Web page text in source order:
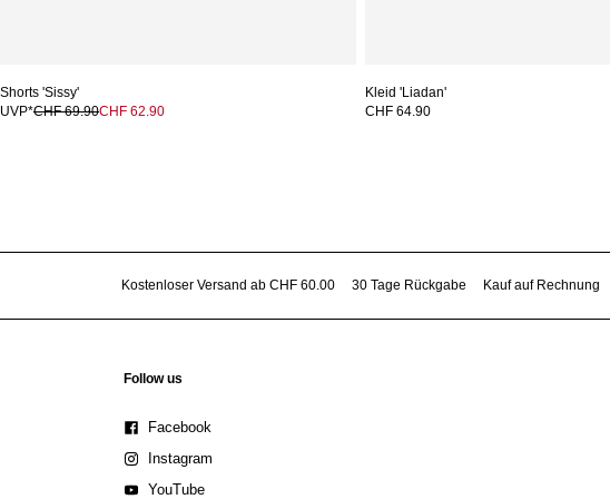
Shorts 'Sissy'
UVP*CHF 69.90CHF 62.90
Kleid 'Liadan'
CHF 64.90
Kostenloser Versand ab CHF 60.00 30 Tage Rückgabe Kauf auf Rechnung
Follow us
Facebook
Instagram
YouTube